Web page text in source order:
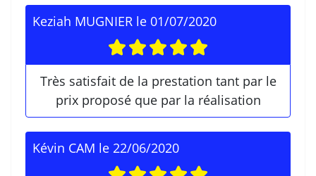
Keziah MUGNIER le 01/07/2020
Très satisfait de la prestation tant par le
prix proposé que par la réalisation
Kévin CAM le 22/06/2020